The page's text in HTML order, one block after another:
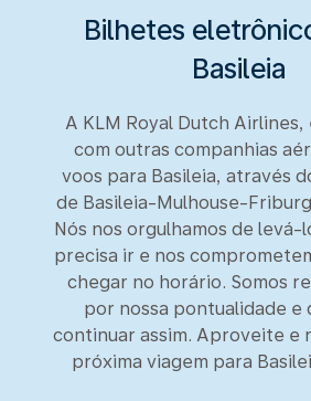
Bilhetes
Basileia
A KLM Royal Dutch
com outras companhias
voos para Basileia, através
de Basileia-Mulhouse-
Nós nos orgulhamos de levá-
precisa ir e nos
chegar no horário. Somos
por nossa pontualidade e
continuar assim. Aproveite e
próxima viagem para